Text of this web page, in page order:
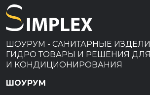
ШОУРУМ - САНИТАРНЫЕ
ГИДРО ТОВАРЫ И РЕШЕНИЯ
И КОНДИЦИОНИРОВАНИЯ
ШОУРУМ